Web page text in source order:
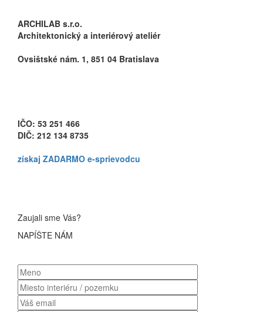
ARCHILAB s.r.o.
Architektonický a interiérový ateliér
Ovsištské nám. 1, 851 04 Bratislava
IČO: 53 251 466
DIČ: 212 134 8735
získaj ZADARMO e-sprievodcu
Zaujali sme Vás?
NAPÍŠTE NÁM